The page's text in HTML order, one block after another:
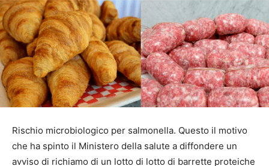
Rischio microbiologico per salmonella. Questo il motivo
che ha spinto il Ministero della salute a diffondere un
avviso di richiamo di un lotto di lotto di barrette proteiche